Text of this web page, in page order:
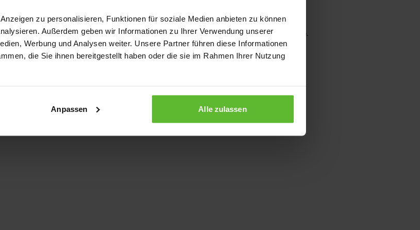
zu personalisieren, Funktionen für soziale Medien anbieten zu können
Außerdem geben wir Informationen zu Ihrer Verwendung unserer
Werbung und Analysen weiter. Unsere Partner führen diese Informationen
die Sie ihnen bereitgestellt haben oder die sie im Rahmen Ihrer Nutzung
Anpassen Alle zulassen
while loading www.kurzwego.de (see the browser console for more information).